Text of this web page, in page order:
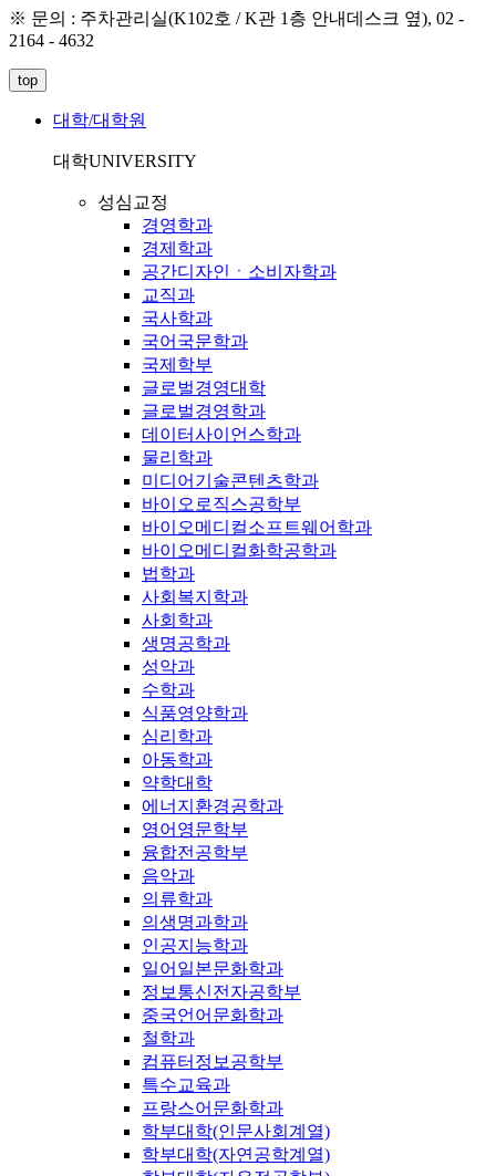
※ 문의 : 주차관리실(K102호 / K관 1층 안내데스크 옆), 02 -
2164 - 4632
top
대학/대학원
대학UNIVERSITY
성심교정
경영학과
경제학과
공간디자인ㆍ소비자학과
교직과
국사학과
국어국문학과
국제학부
글로벌경영대학
글로벌경영학과
데이터사이언스학과
물리학과
미디어기술콘텐츠학과
바이오로직스공학부
바이오메디컬소프트웨어학과
바이오메디컬화학공학과
법학과
사회복지학과
사회학과
생명공학과
성악과
수학과
식품영양학과
심리학과
아동학과
약학대학
에너지환경공학과
영어영문학부
융합전공학부
음악과
의류학과
의생명과학과
인공지능학과
일어일본문화학과
정보통신전자공학부
중국언어문화학과
철학과
컴퓨터정보공학부
특수교육과
프랑스어문화학과
학부대학(인문사회계열)
학부대학(자연공학계열)